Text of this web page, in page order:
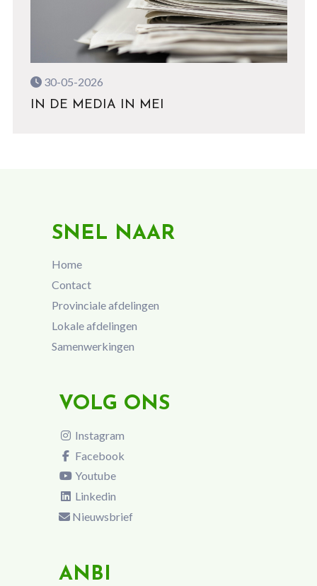
30-05-2026
IN DE MEDIA IN MEI
SNEL NAAR
Home
Contact
Provinciale afdelingen
Lokale afdelingen
Samenwerkingen
VOLG ONS
Instagram
Facebook
Youtube
Linkedin
Nieuwsbrief
ANBI